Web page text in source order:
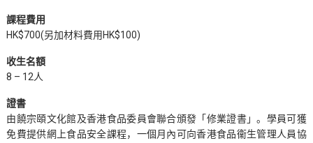
課程費用
HK$700(另加材料費用HK$100)
收生名額
8 – 12人
證書
由饒宗頤文化館及香港食品委員會聯合頒發「修業證書」。學員可獲
免費提供網上食品安全課程，一個月內可向香港食品衞生管理人員協